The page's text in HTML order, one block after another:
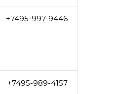
+7495-997-9446
+7495-989-4157